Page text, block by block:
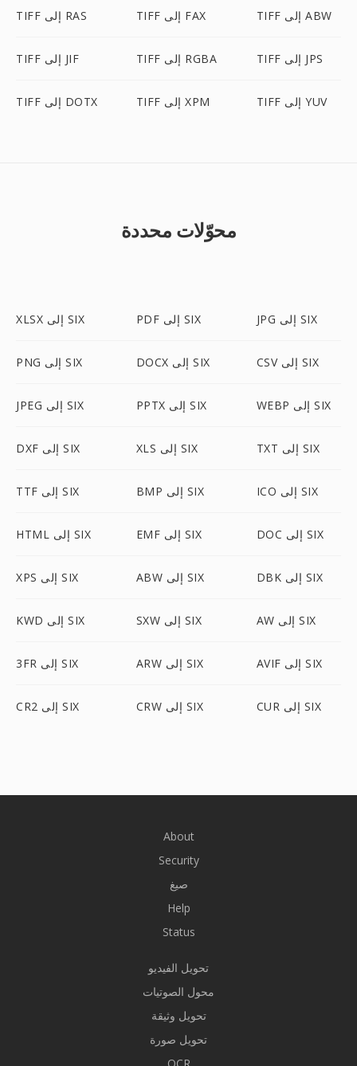
TIFF إلى RAS TIFF إلى FAX TIFF إلى ABW
TIFF إلى JIF TIFF إلى RGBA TIFF إلى JPS
TIFF إلى DOTX TIFF إلى XPM TIFF إلى YUV
محوّلات محددة
XLSX إلى SIX PDF إلى SIX JPG إلى SIX
PNG إلى SIX DOCX إلى SIX CSV إلى SIX
JPEG إلى SIX PPTX إلى SIX WEBP إلى SIX
DXF إلى SIX XLS إلى SIX TXT إلى SIX
TTF إلى SIX BMP إلى SIX ICO إلى SIX
HTML إلى SIX EMF إلى SIX DOC إلى SIX
XPS إلى SIX ABW إلى SIX DBK إلى SIX
KWD إلى SIX SXW إلى SIX AW إلى SIX
3FR إلى SIX ARW إلى SIX AVIF إلى SIX
CR2 إلى SIX CRW إلى SIX CUR إلى SIX
About
Security
صيغ
Help
Status
تحويل الفيديو
محول الصوتيات
تحويل وثيقة
تحويل صورة